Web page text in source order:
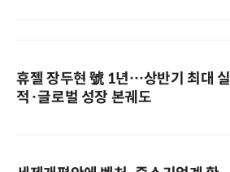
휴젤 장두현 號 1년…상반기 최대 실
적·글로벌 성장 본궤도